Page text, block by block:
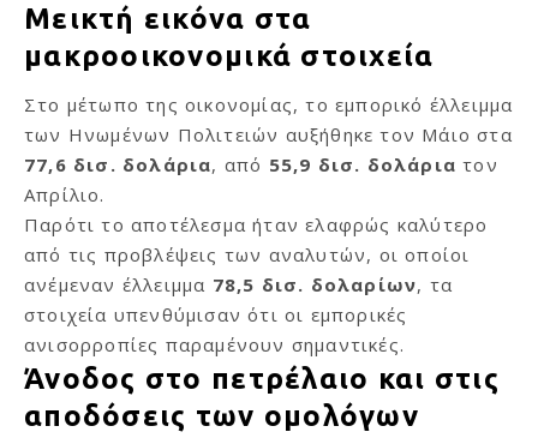
Μεικτή εικόνα στα
μακροοικονομικά στοιχεία
Στο μέτωπο της οικονομίας, το εμπορικό έλλειμμα
των Ηνωμένων Πολιτειών αυξήθηκε τον Μάιο στα
77,6 δισ. δολάρια, από 55,9 δισ. δολάρια τον
Απρίλιο.
Παρότι το αποτέλεσμα ήταν ελαφρώς καλύτερο
από τις προβλέψεις των αναλυτών, οι οποίοι
ανέμεναν έλλειμμα 78,5 δισ. δολαρίων, τα
στοιχεία υπενθύμισαν ότι οι εμπορικές
ανισορροπίες παραμένουν σημαντικές.
Άνοδος στο πετρέλαιο και στις
αποδόσεις των ομολόγων